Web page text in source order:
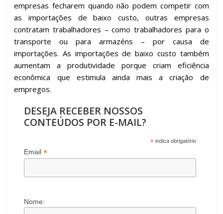
empresas fecharem quando não podem competir com
as importações de baixo custo, outras empresas
contratam trabalhadores – como trabalhadores para o
transporte ou para armazéns – por causa de
importações. As importações de baixo custo também
aumentam a produtividade porque criam eficiência
econômica que estimula ainda mais a criação de
empregos.
DESEJA RECEBER NOSSOS
CONTEÚDOS POR E-MAIL?
* indica obrigatório
Email*
Nome: